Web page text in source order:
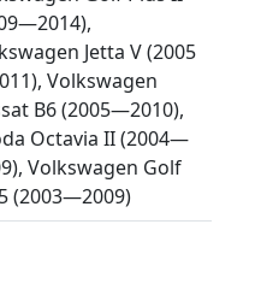
Jetta V (2005
Volkswagen
B6 (2005—2010),
Octavia II (2004—
Volkswagen Golf
(2003—2009)